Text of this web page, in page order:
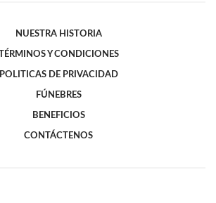
NUESTRA HISTORIA
TÉRMINOS Y CONDICIONES
POLITICAS DE PRIVACIDAD
FÚNEBRES
BENEFICIOS
CONTÁCTENOS